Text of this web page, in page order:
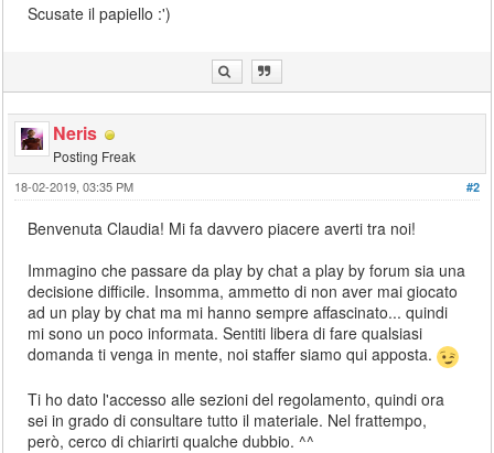
Scusate il papiello :')
Neris
Posting Freak
#2
18-02-2019, 03:35 PM
Benvenuta Claudia! Mi fa davvero piacere averti tra noi!
Immagino che passare da play by chat a play by forum sia una
decisione difficile. Insomma, ammetto di non aver mai giocato
ad un play by chat ma mi hanno sempre affascinato... quindi
mi sono un poco informata. Sentiti libera di fare qualsiasi
domanda ti venga in mente, noi staffer siamo qui apposta.
Ti ho dato l'accesso alle sezioni del regolamento, quindi ora
sei in grado di consultare tutto il materiale. Nel frattempo,
però, cerco di chiarirti qualche dubbio. ^^